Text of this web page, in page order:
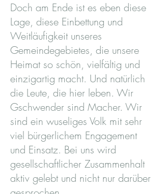
Doch am Ende ist es eben diese
Lage, diese Einbettung und
Weitläufigkeit unseres
Gemeindegebietes, die unsere
Heimat so schön, vielfältig und
einzigartig macht. Und natürlich
die Leute, die hier leben. Wir
Gschwender sind Macher. Wir
sind ein wuseliges Volk mit sehr
viel bürgerlichem Engagement
und Einsatz. Bei uns wird
gesellschaftlicher Zusammenhalt
aktiv gelebt und nicht nur darüber